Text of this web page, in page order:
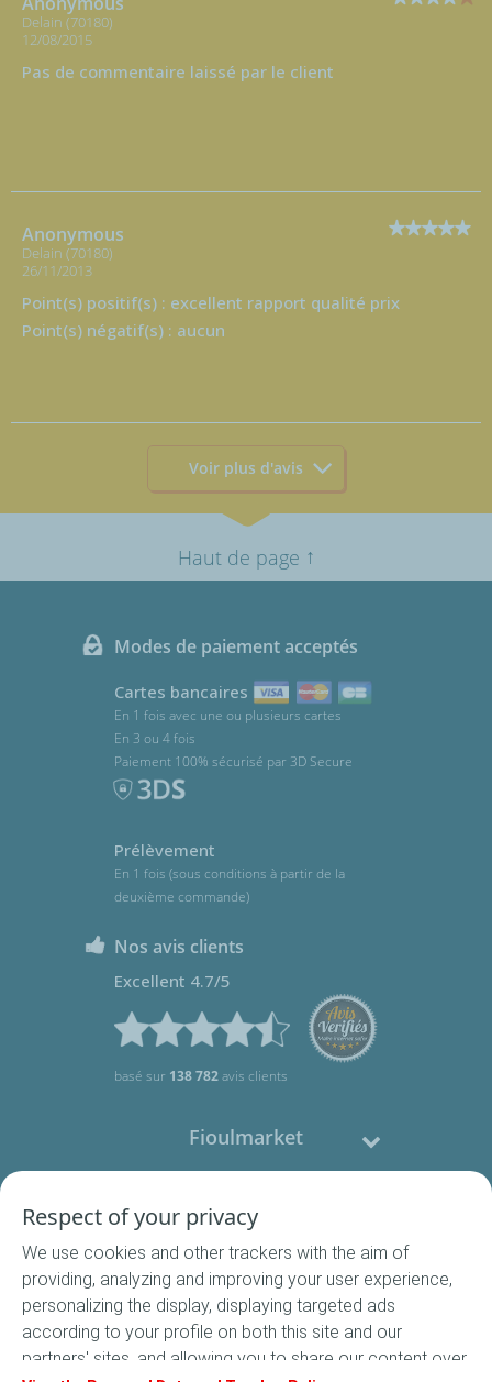
Delain (70180)
12/08/2015
Pas de commentaire laissé par le client
Anonymous
Delain (70180)
26/11/2013
Point(s) positif(s) : excellent rapport qualité prix
Point(s) négatif(s) : aucun
Voir plus d'avis
Haut de page ↑
Modes de paiement acceptés
Cartes bancaires
En 1 fois avec une ou plusieurs cartes
En 3 ou 4 fois
Paiement 100% sécurisé par 3D Secure
Prélèvement
En 1 fois (sous conditions à partir de la
deuxième commande)
Nos avis clients
Excellent 4.7/5
basé sur 138 782avis clients
Fioulmarket
Nous contacter
Suivez-nous
Respect of your privacy
We use cookies and other trackers with the aim of
providing, analyzing and improving your user experience,
personalizing the display, displaying targeted ads
according to your profile on both this site and our
partners' sites, and allowing you to share our content over